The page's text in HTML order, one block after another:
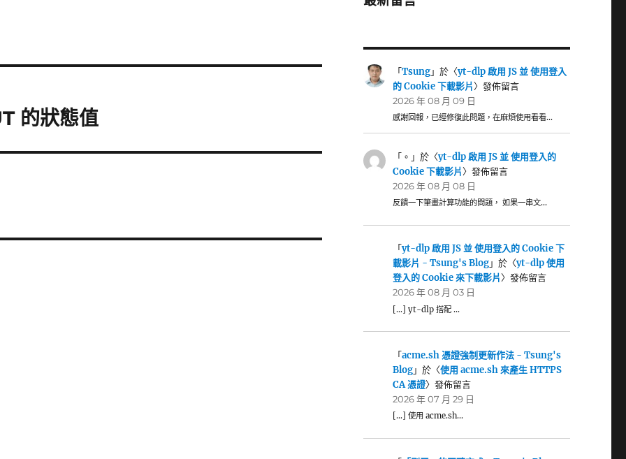
的狀態值
「Tsung」於〈yt-dlp 啟用 JS 並 使用登入
的 Cookie 下載影片〉發佈留言
2026 年 08 月 09 日
感謝回報，已經修復此問題，在麻煩使用看看…
「 。 」於〈yt-dlp 啟用 JS 並 使用登入的
Cookie 下載影片〉發佈留言
2026 年 08 月 08 日
反饋一下筆畫計算功能的問題， 如果一串文…
「yt-dlp 啟用 JS 並 使用登入的 Cookie 下
載影片 - Tsung's Blog」於〈yt-dlp 使用
登入的 Cookie 來下載影片〉發佈留言
2026 年 08 月 03 日
[…] yt-dlp 搭配 …
「acme.sh 憑證強制更新作法 - Tsung's
Blog」於〈使用 acme.sh 來產生 HTTPS
CA 憑證〉發佈留言
2026 年 07 月 29 日
[…] 使用 acme.sh…